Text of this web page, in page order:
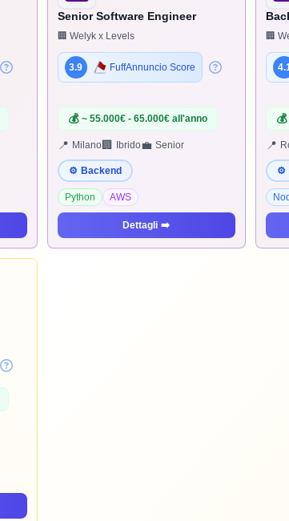
Senior Software Engineer
🏢 Welyk x Levels
3.9 FuffAnnuncio Score
💰 ~ 55.000€ - 65.000€ all'anno
📍 Milano🏢 Ibrido💼 Senior
⚙️ Backend
Python AWS
Dettagli ➡️
🏢
💰
📍
⚙️